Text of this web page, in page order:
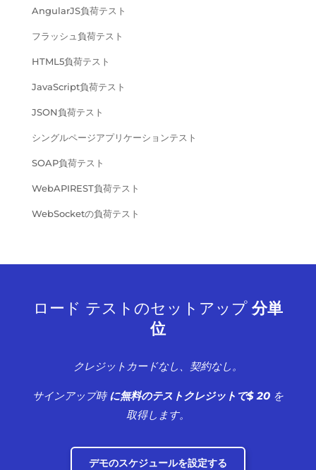
AngularJS負荷テスト
フラッシュ負荷テスト
HTML5負荷テスト
JavaScript負荷テスト
JSON負荷テスト
シングルページアプリケーションテスト
SOAP負荷テスト
WebAPIREST負荷テスト
WebSocketの負荷テスト
ロード テストのセットアップ 分単
位
クレジットカードなし、契約なし。
サインアップ時に無料のテストクレジットで$ 20を
取得します。
デモのスケジュールを設定する